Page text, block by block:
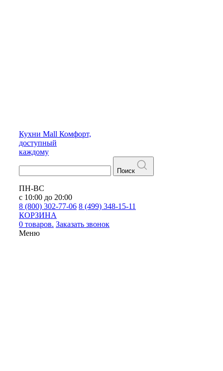
Кухни Mall Комфорт,
доступный
каждому
Поиск
ПН-ВС
с 10:00 до 20:00
8 (800) 302-77-06 8 (499) 348-15-11
КОРЗИНА
0 товаров. Заказать звонок
Меню